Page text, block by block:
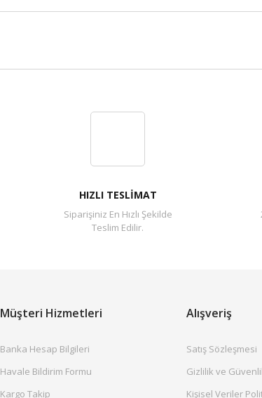
HIZLI TESLİMAT
Siparişiniz En Hızlı Şekilde
Teslim Edilir.
Müşteri Hizmetleri
Banka Hesap Bilgileri
Havale Bildirim Formu
Kargo Takip
Alışveriş
Satış Sözleşmesi
Gizlilik ve
Kişisel Veriler